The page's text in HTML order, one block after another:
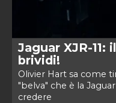
Jaguar XJR-11:
brividi!
Olivier Hart sa come
"belva" che è la
credere